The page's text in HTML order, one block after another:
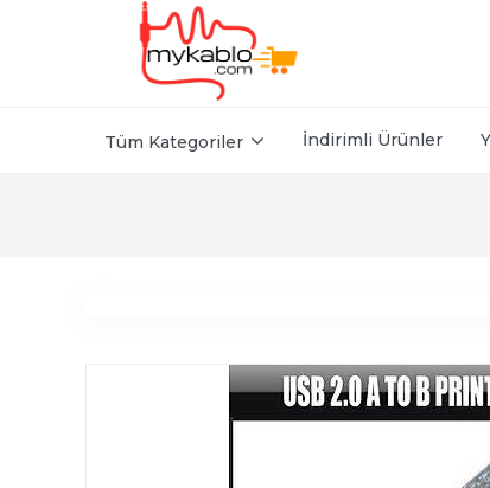
Tüm Kategoriler İndirimli Ürünler